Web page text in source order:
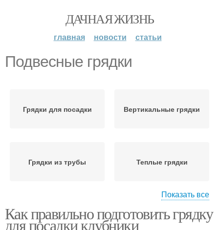
ДАЧНАЯ ЖИЗНЬ
главная новости статьи
Подвесные грядки
Грядки для посадки Вертикальные грядки
Грядки из трубы Теплые грядки
Грядка для посадки Насыпная грядка
Показать все
Как правильно подготовить грядку
для посадки клубники